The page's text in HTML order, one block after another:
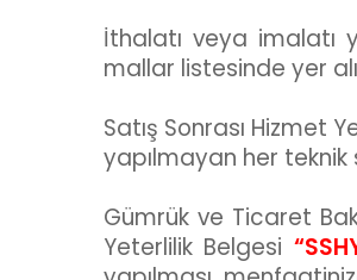
İthalatı veya imalatı
mallar listesinde yer
Satış Sonrası Hizmet
yapılmayan her teknik
Gümrük ve Ticaret
Yeterlilik Belgesi